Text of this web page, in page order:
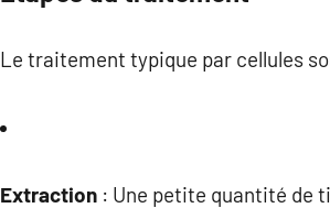
Le traitement typique par cellules
Extraction : Une petite quantité de